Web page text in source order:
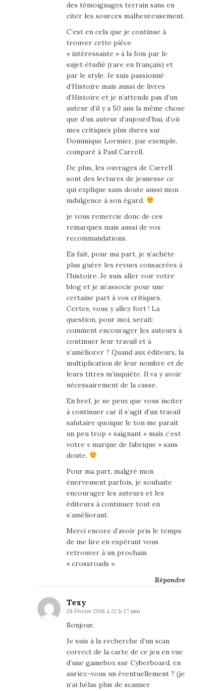
des témoignages terrain sans en
citer les sources malheureusement.
C’est en cela que je continue à
trouver cette pièce
« intéressante » à la fois par le
sujet étudié (rare en français) et
par le style. Je suis passionné
d’Histoire mais aussi de livres
d’Histoire et je n’attends pas d’un
auteur d’il y a 50 ans la même chose
que d’un auteur d’aujourd’hui, d’où
mes critiques plus dures sur
Dominique Lormier, par exemple,
comparé à Paul Carrell.
De plus, les ouvrages de Carrell
sont des lectures de jeunesse ce
qui explique sans doute aussi mon
indulgence à son égard.
je vous remercie donc de ces
remarques mais aussi de vos
recommandations.
En fait, pour ma part, je n’achète
plus guère les revues consacrées à
l’histoire. Je suis aller voir votre
blog et je m’associe pour une
certaine part à vos critiques.
Certes, vous y allez fort ! La
question, pour moi, serait:
comment encourager les auteurs à
continuer leur travail et à
s’améliorer ? Quand aux éditeurs, la
multiplication de leur nombre et de
leurs titres m’inquiète. Il va y avoir
nécessairement de la casse.
En bref, je ne peux que vous inciter
à continuer car il s’agit d’un travail
salutaire quoique le ton me parait
un peu trop « saignant » mais c’est
votre « marque de fabrique » sans
doute.
Pour ma part, malgré mon
énervement parfois, je souhaite
encourager les auteurs et les
éditeurs à continuer tout en
s’améliorant.
Merci encore d’avoir pris le temps
de me lire en espérant vous
retrouver à un prochain
« crossroads ».
Répondre
Texy
28 février 2018 à 22 h 27 min
Bonjour,
Je suis à la recherche d’un scan
correct de la carte de ce jeu en vue
d’une gamebox sur Cyberboard, en
auriez-vous un éventuellement ? (je
n’ai hélas plus de scanner